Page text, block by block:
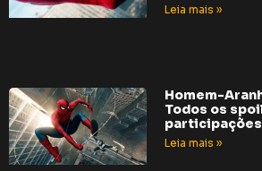
Leia mais »
Homem-
Todos os
Leia mais »